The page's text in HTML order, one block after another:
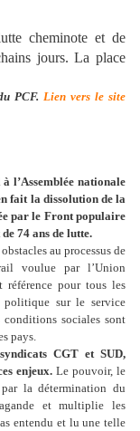
cheminote et de
jours. La place
PCF.Lien vers le site
l’Assemblée nationale
fait la dissolution de la
par le Front populaire
74 ans de lutte.
au processus de
voulue par l’Union
référence pour tous les
politique sur le service
sociales sont
pays.
CGT et SUD,
enjeux.Le pouvoir, le
la détermination du
et multiplie les
entendu et lu une telle